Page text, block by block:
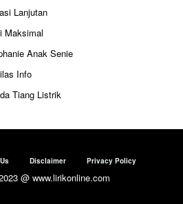
Lanjutan
Maksimal
Anak Senie
Info
Tiang Listrik
Disclaimer Privacy Policy
@ www.lirikonline.com